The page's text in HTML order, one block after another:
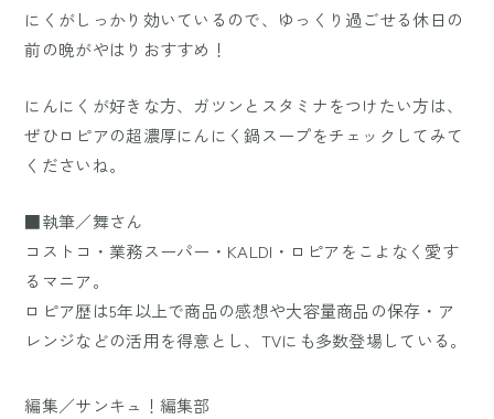
にくがしっかり効いているので、ゆっくり過ごせる休日の
前の晩がやはりおすすめ！
にんにくが好きな方、ガツンとスタミナをつけたい方は、
ぜひロピアの超濃厚にんにく鍋スープをチェックしてみて
くださいね。
■執筆／舞さん
コストコ・業務スーパー・KALDI・ロピアをこよなく愛す
るマニア。
ロピア歴は5年以上で商品の感想や大容量商品の保存・ア
レンジなどの活用を得意とし、TVにも多数登場している。
編集／サンキュ！編集部